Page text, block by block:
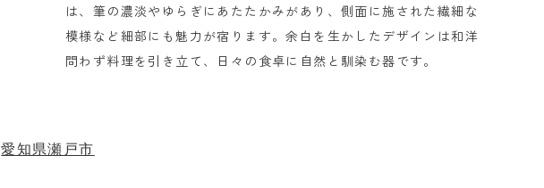
は、筆の濃淡やゆらぎにあたたかみがあり、側面に施された繊細な
模様など細部にも魅力が宿ります。余白を生かしたデザインは和洋
問わず料理を引き立て、日々の食卓に自然と馴染む器です。
愛知県瀬戸市